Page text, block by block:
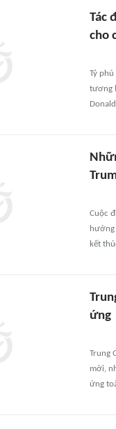
Tác
cho
Tỷ
tương
Cuộc
kết
ứng
Trung
mới,
ứng